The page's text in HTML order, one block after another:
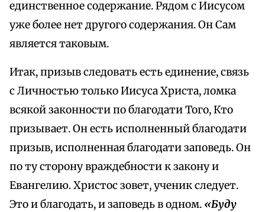
единственное содержание. Рядом с Иисусом
уже более нет другого содержания. Он Сам
является таковым.
Итак, призыв следовать есть единение, связь
с Личностью только Иисуса Христа, ломка
всякой законности по благодати Того, Кто
призывает. Он есть исполненный благодати
призыв, исполненная благодати заповедь. Он
по ту сторону враждебности к закону и
Евангелию. Христос зовет, ученик следует.
Это и благодать, и заповедь в одном. «Буду